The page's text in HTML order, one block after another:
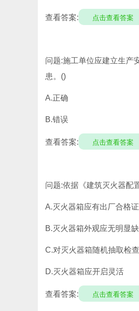
查看答案: 点击查看答案
问题:施工单位应建立生产
患。()
A.正确
B.错误
查看答案: 点击查看答案
问题:依据《建筑灭火器配
A.灭火器箱应有出厂合格
B.灭火器箱外观应无明显
C.对灭火器箱随机抽取检查
D.灭火器箱应开启灵活
查看答案: 点击查看答案